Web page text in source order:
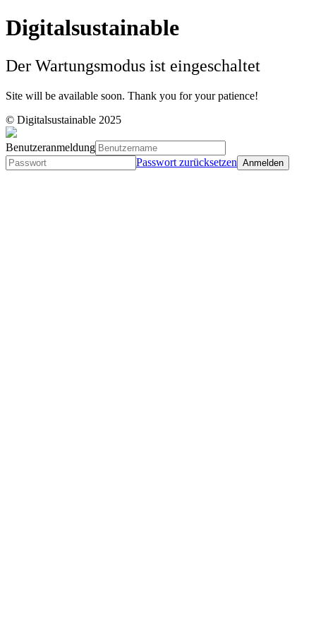
Digitalsustainable
Der Wartungsmodus ist eingeschaltet
Site will be available soon. Thank you for your patience!
© Digitalsustainable 2025
Benutzeranmeldung
Passwort zurücksetzen